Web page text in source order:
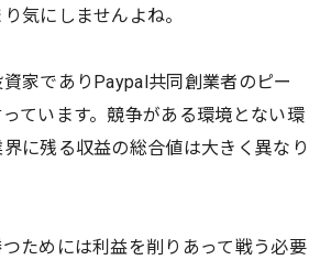
気にしませんよね。
家でありPaypal共同創業者のピー
ています。競争がある環境とない環
に残る収益の総合値は大きく異なり
ためには利益を削りあって戦う必要